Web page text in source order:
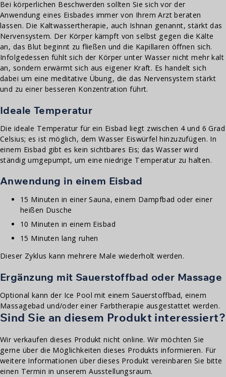
Bei körperlichen Beschwerden sollten Sie sich vor der
Anwendung eines Eisbades immer von Ihrem Arzt beraten
lassen. Die Kaltwassertherapie, auch Ishnan genannt, stärkt das
Nervensystem. Der Körper kämpft von selbst gegen die Kälte
an, das Blut beginnt zu fließen und die Kapillaren öffnen sich.
Infolgedessen fühlt sich der Körper unter Wasser nicht mehr kalt
an, sondern erwärmt sich aus eigener Kraft. Es handelt sich
dabei um eine meditative Übung, die das Nervensystem stärkt
und zu einer besseren Konzentration führt.
Ideale Temperatur
Die ideale Temperatur für ein Eisbad liegt zwischen 4 und 6 Grad
Celsius; es ist möglich, dem Wasser Eiswürfel hinzuzufügen. In
einem Eisbad gibt es kein sichtbares Eis; das Wasser wird
ständig umgepumpt, um eine niedrige Temperatur zu halten.
Anwendung in einem Eisbad
15 Minuten in einer Sauna, einem Dampfbad oder einer
heißen Dusche
10 Minuten in einem Eisbad
15 Minuten lang ruhen
Dieser Zyklus kann mehrere Male wiederholt werden.
Ergänzung mit Sauerstoffbad oder Massage
Optional kann der Ice Pool mit einem Sauerstoffbad, einem
Massagebad und/oder einer Farbtherapie ausgestattet werden.
Sind Sie an diesem Produkt interessiert?
Wir verkaufen dieses Produkt nicht online. Wir möchten Sie
gerne über die Möglichkeiten dieses Produkts informieren. Für
weitere Informationen über dieses Produkt vereinbaren Sie bitte
einen Termin in unserem Ausstellungsraum.